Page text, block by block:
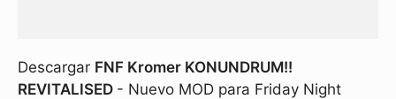
Descargar FNF Kromer KONUNDRUM!!
REVITALISED - Nuevo MOD para Friday Night